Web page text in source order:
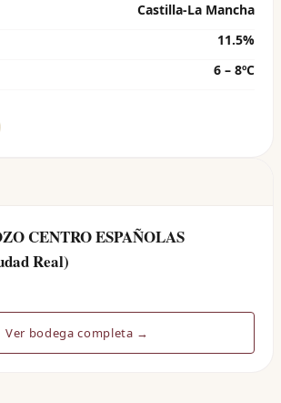
Castilla-La Mancha
11.5%
6 – 8ºC
CENTRO ESPAÑOLAS
Real)
Ver bodega completa →